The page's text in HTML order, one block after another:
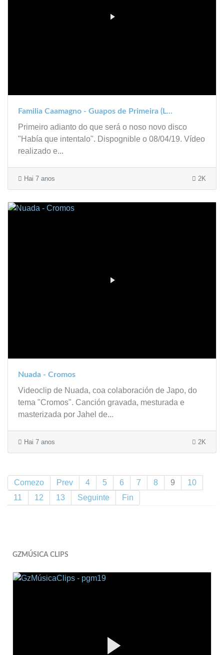
Familia Caamagno - Guapos de Primeira (L...
Primeiro adianto do que será o noso novo disco
"Había que intentalo". Dispognible o 08/04/19. Vídeo
realizado e...
Hai 7 anos 2K
Nuada - Cromos
Videoclip de Nuada, coa colaboración de Japo, do
tema "Cromos". Canción gravada, mesturada e
masterizada por Jahel de...
Hai 7 anos 2K
Comezo Prev 4 5 6 7 8 9
10
11
12 13 Seguinte Fin
GZMÚSICA CLIPS